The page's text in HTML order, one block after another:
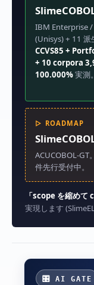
IBM Enterprise
(Unisys) + 11 派
CCVS85 +
+ 10 corpora
100.000%実測。
▷ ROADMAP
ACUCOBOL-
件先行受付中。
「scope を縮めて
実現します
🎛 AI GATE